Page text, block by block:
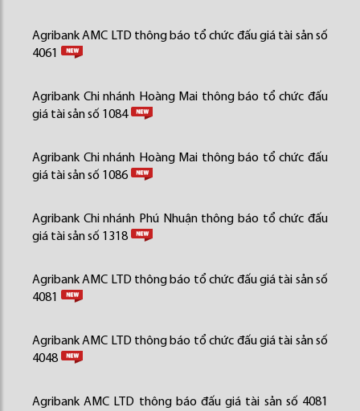
Agribank AMC LTD thông báo tổ chức đấu giá tài sản số
4061
Agribank Chi nhánh Hoàng Mai thông báo tổ chức đấu
giá tài sản số 1084
Agribank Chi nhánh Hoàng Mai thông báo tổ chức đấu
giá tài sản số 1086
Agribank Chi nhánh Phú Nhuận thông báo tổ chức đấu
giá tài sản số 1318
Agribank AMC LTD thông báo tổ chức đấu giá tài sản số
4081
Agribank AMC LTD thông báo tổ chức đấu giá tài sản số
4048
Agribank AMC LTD thông báo đấu giá tài sản số 4081